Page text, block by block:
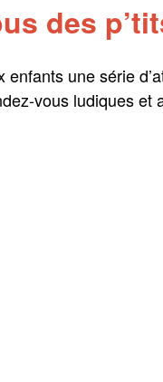
des
une série
vous ludiques et